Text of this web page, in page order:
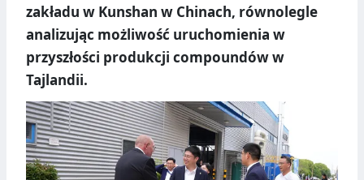
zakładu w Kunshan w Chinach, równolegle
analizując możliwość uruchomienia w
przyszłości produkcji compoundów w
Tajlandii.